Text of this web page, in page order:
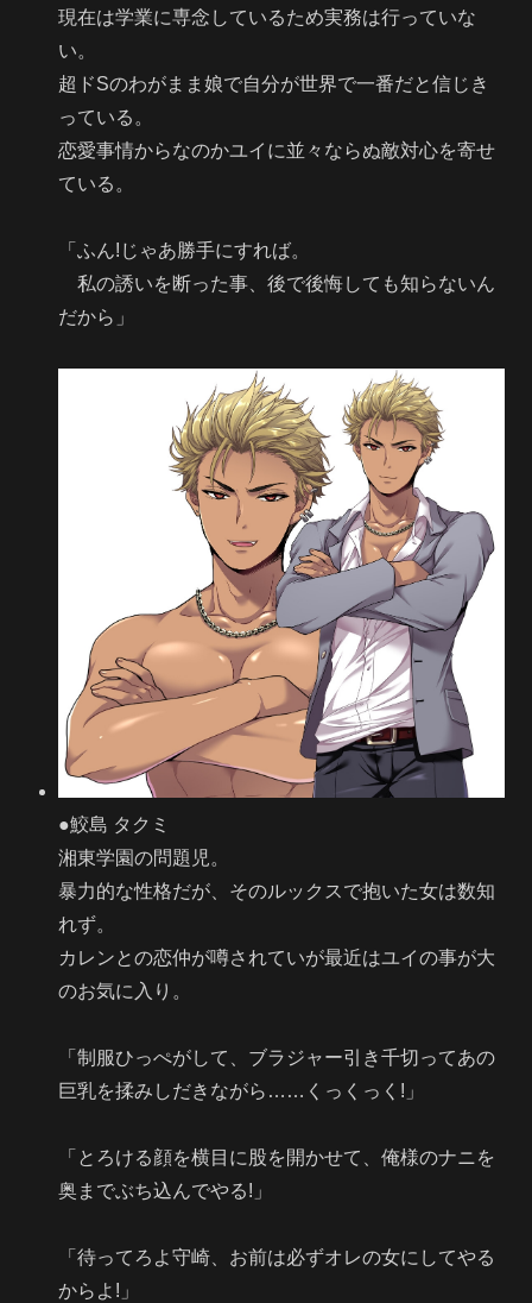
現在は学業に専念しているため実務は行っていな
い。
超ドSのわがまま娘で自分が世界で一番だと信じき
っている。
恋愛事情からなのかユイに並々ならぬ敵対心を寄せ
ている。
「ふん!じゃあ勝手にすれば。
私の誘いを断った事、後で後悔しても知らないん
だから」
●鮫島 タクミ
湘東学園の問題児。
暴力的な性格だが、そのルックスで抱いた女は数知
れず。
カレンとの恋仲が噂されていが最近はユイの事が大
のお気に入り。
「制服ひっぺがして、ブラジャー引き千切ってあの
巨乳を揉みしだきながら……くっくっく!」
「とろける顔を横目に股を開かせて、俺様のナニを
奥までぶち込んでやる!」
「待ってろよ守崎、お前は必ずオレの女にしてやる
からよ!」